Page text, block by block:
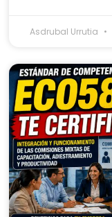
Asdrubal Urrutia